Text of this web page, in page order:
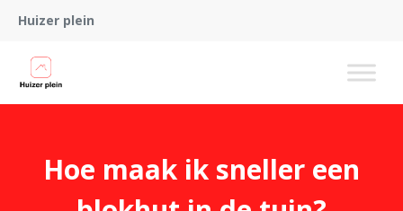
Huizer plein
Hoe maak ik sneller een